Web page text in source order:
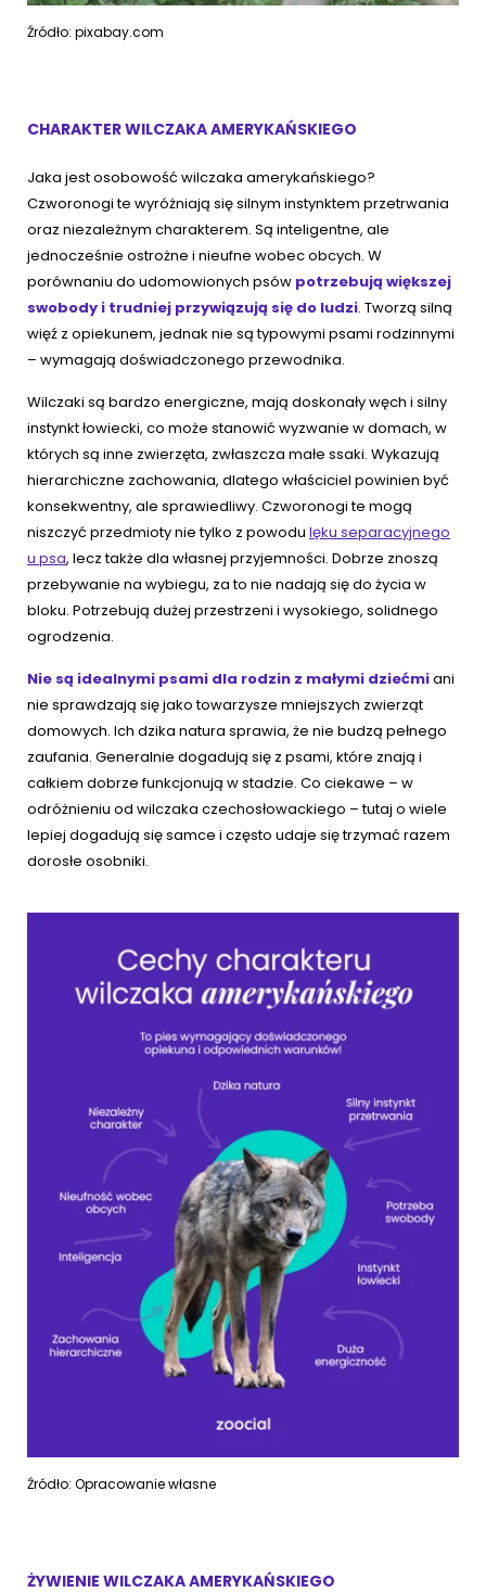
Źródło: pixabay.com
CHARAKTER WILCZAKA AMERYKAŃSKIEGO
Jaka jest osobowość wilczaka amerykańskiego?
Czworonogi te wyróżniają się silnym instynktem przetrwania
oraz niezależnym charakterem. Są inteligentne, ale
jednocześnie ostrożne i nieufne wobec obcych. W
porównaniu do udomowionych psów potrzebują większej
swobody i trudniej przywiązują się do ludzi. Tworzą silną
więź z opiekunem, jednak nie są typowymi psami rodzinnymi
– wymagają doświadczonego przewodnika.
Wilczaki są bardzo energiczne, mają doskonały węch i silny
instynkt łowiecki, co może stanowić wyzwanie w domach, w
których są inne zwierzęta, zwłaszcza małe ssaki. Wykazują
hierarchiczne zachowania, dlatego właściciel powinien być
konsekwentny, ale sprawiedliwy. Czworonogi te mogą
niszczyć przedmioty nie tylko z powodu lęku separacyjnego
u psa, lecz także dla własnej przyjemności. Dobrze znoszą
przebywanie na wybiegu, za to nie nadają się do życia w
bloku. Potrzebują dużej przestrzeni i wysokiego, solidnego
ogrodzenia.
Nie są idealnymi psami dla rodzin z małymi dziećmiani
nie sprawdzają się jako towarzysze mniejszych zwierząt
domowych. Ich dzika natura sprawia, że nie budzą pełnego
zaufania. Generalnie dogadują się z psami, które znają i
całkiem dobrze funkcjonują w stadzie. Co ciekawe – w
odróżnieniu od wilczaka czechosłowackiego – tutaj o wiele
lepiej dogadują się samce i często udaje się trzymać razem
dorosłe osobniki.
Źródło: Opracowanie własne
ŻYWIENIE WILCZAKA AMERYKAŃSKIEGO